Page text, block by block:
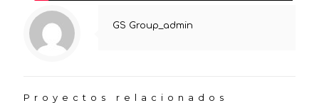
GS Group_admin
Proyectos relacionados